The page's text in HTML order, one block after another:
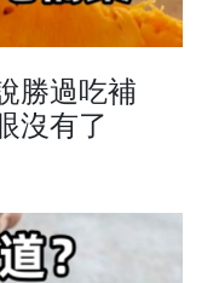
勝過吃補
沒有了